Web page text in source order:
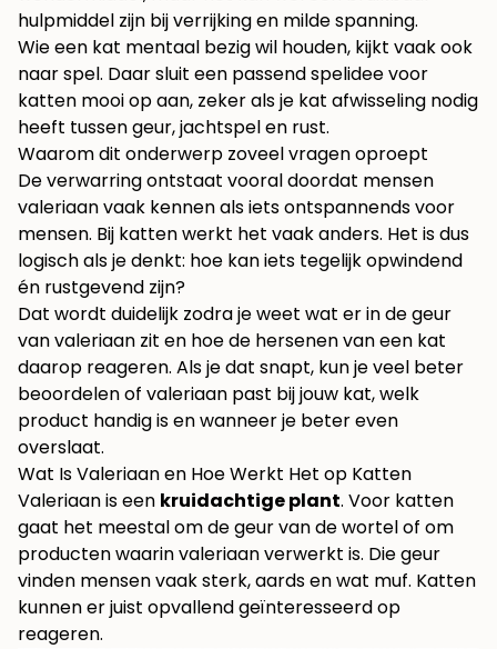
hulpmiddel zijn bij verrijking en milde spanning.
Wie een kat mentaal bezig wil houden, kijkt vaak ook
naar spel. Daar sluit een passend spelidee voor
katten mooi op aan, zeker als je kat afwisseling nodig
heeft tussen geur, jachtspel en rust.
Waarom dit onderwerp zoveel vragen oproept
De verwarring ontstaat vooral doordat mensen
valeriaan vaak kennen als iets ontspannends voor
mensen. Bij katten werkt het vaak anders. Het is dus
logisch als je denkt: hoe kan iets tegelijk opwindend
én rustgevend zijn?
Dat wordt duidelijk zodra je weet wat er in de geur
van valeriaan zit en hoe de hersenen van een kat
daarop reageren. Als je dat snapt, kun je veel beter
beoordelen of valeriaan past bij jouw kat, welk
product handig is en wanneer je beter even
overslaat.
Wat Is Valeriaan en Hoe Werkt Het op Katten
Valeriaan is een kruidachtige plant. Voor katten
gaat het meestal om de geur van de wortel of om
producten waarin valeriaan verwerkt is. Die geur
vinden mensen vaak sterk, aards en wat muf. Katten
kunnen er juist opvallend geïnteresseerd op
reageren.